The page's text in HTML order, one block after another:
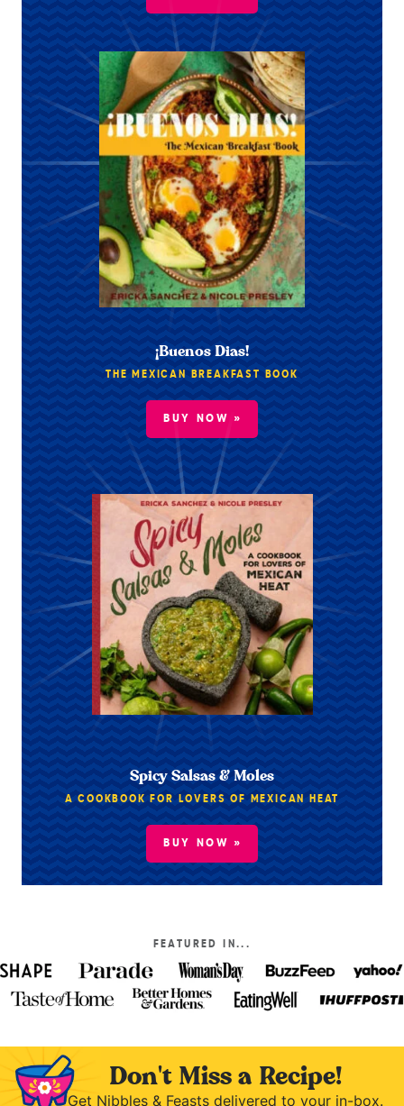
¡Buenos Dias!
THE MEXICAN BREAKFAST BOOK
BUY NOW »
Spicy Salsas & Moles
A COOKBOOK FOR LOVERS OF MEXICAN HEAT
BUY NOW »
FEATURED IN...
Don't Miss a Recipe!
Get Nibbles & Feasts delivered to your in-box.